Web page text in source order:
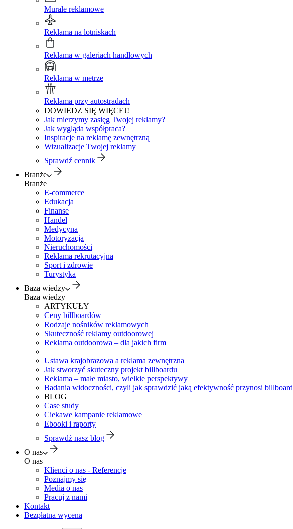
Murale reklamowe
Reklama na lotniskach
Reklama w galeriach handlowych
Reklama w metrze
Reklama przy autostradach
DOWIEDZ SIĘ WIĘCEJ!
Jak mierzymy zasięg Twojej reklamy?
Jak wygląda współpraca?
Inspiracje na reklamę zewnętrzną
Wizualizacje Twojej reklamy
Sprawdź cennik
Branże
Branże
E-commerce
Edukacja
Finanse
Handel
Medycyna
Motoryzacja
Nieruchomości
Reklama rekrutacyjna
Sport i zdrowie
Turystyka
Baza wiedzy
Baza wiedzy
ARTYKUŁY
Ceny billboardów
Rodzaje nośników reklamowych
Skuteczność reklamy outdoorowej
Reklama outdoorowa – dla jakich firm
Ustawa krajobrazowa a reklama zewnętrzna
Jak stworzyć skuteczny projekt billboardu
Reklama – małe miasto, wielkie perspektywy
Badania widoczności, czyli jak sprawdzić jaką efektywność przynosi billboard
BLOG
Case study
Ciekawe kampanie reklamowe
Ebooki i raporty
Sprawdź nasz blog
O nas
O nas
Klienci o nas - Referencje
Poznajmy się
Media o nas
Pracuj z nami
Kontakt
Bezpłatna wycena